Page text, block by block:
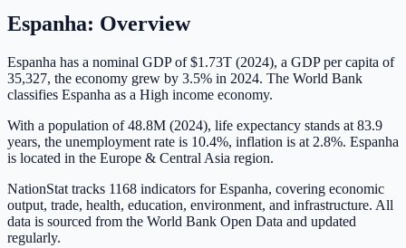
Espanha: Overview
Espanha has a nominal GDP of $1.73T (2024), a GDP per capita of
35,327, the economy grew by 3.5% in 2024. The World Bank
classifies Espanha as a High income economy.
With a population of 48.8M (2024), life expectancy stands at 83.9
years, the unemployment rate is 10.4%, inflation is at 2.8%. Espanha
is located in the Europe & Central Asia region.
NationStat tracks 1168 indicators for Espanha, covering economic
output, trade, health, education, environment, and infrastructure. All
data is sourced from the World Bank Open Data and updated
regularly.